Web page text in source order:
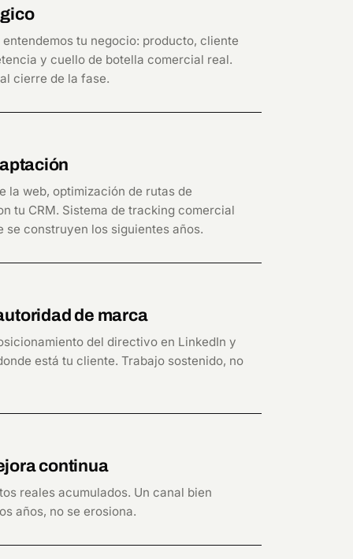
tu negocio: producto, cliente
y cuello de botella comercial real.
cierre de la fase.
la web, optimización de rutas de
tu CRM. Sistema de tracking comercial
se construyen los siguientes años.
de marca
del directivo en LinkedIn y
está tu cliente. Trabajo sostenido, no
continua
reales acumulados. Un canal bien
años, no se erosiona.